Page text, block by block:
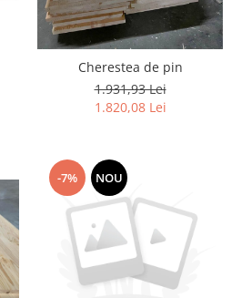
Cherestea de pin
1.931,93 Lei
1.820,08 Lei
-7% NOU